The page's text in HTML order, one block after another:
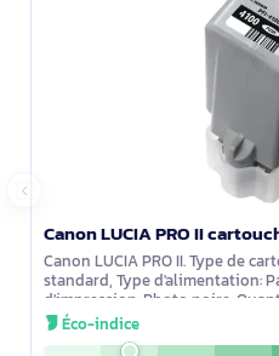
Canon LUCIA PRO II. Type de
standard, Type d'alimentation:
d'impression: Photo noire,
page de l'encre noire:
Éco-indice